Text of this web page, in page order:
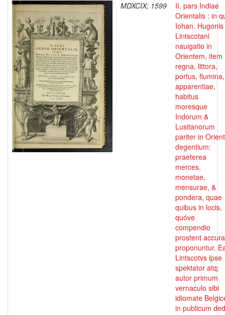
MDXCIX; 1599
II. pars Indiae
Orientalis : in
Iohan. Hugonis
Lintscotani
nauigatio in
Orientem, item
regna, littora,
portus, flumina,
apparentiae,
habitus
moresque
Indorum &
Lusitanorum
pariter in
degentium:
praeterea
merces,
monetae,
mensurae, &
pondera, quae
quibus in locis,
quóve
compendio
prostent
proponuntur.
Lintscotvs ipse
spektator atq;
autor primum
vernaculo sibi
idiomate
in publicum